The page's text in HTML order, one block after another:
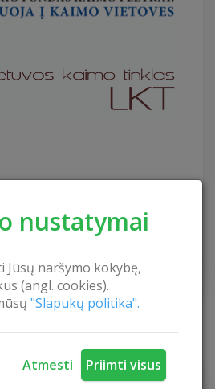
nustatymai
Jūsų naršymo kokybę,
(angl. cookies).
"Slapukų politika".
Atmesti Priimti visus